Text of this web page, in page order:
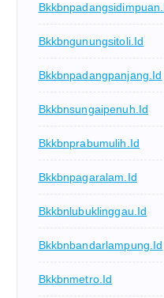
Bkkbngunungsitoli.id
Bkkbnpadangpanjang.id
Bkkbnsungaipenuh.id
Bkkbnprabumulih.id
Bkkbnpagaralam.id
Bkkbnlubuklinggau.id
Bkkbnbandarlampung.id
Bkkbnmetro.id